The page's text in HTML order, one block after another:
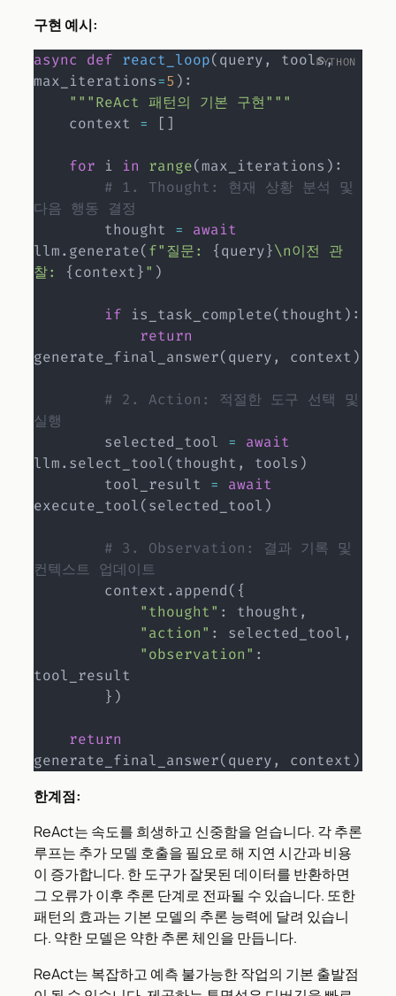
구현 예시:
async def react_loop(query, tools,
max_iterations=5 ) :
"""ReAct 패턴의 기본 구현"""
    context
= [ ]
for i in range(max_iterations ) :
# 1. Thought: 현재 상황 분석 및
다음 행동 결정
        thought
=
await
llm. generate(f"질문: {query}\n이전 관
찰: {context}" )
if is_task_complete(thought ) :
return
generate_final_answer(query, context )
# 2. Action: 적절한 도구 선택 및
실행
        selected_tool
=
await
llm. select_tool(thought , tools )
        tool_result
=
await
execute_tool(selected_tool )
# 3. Observation: 결과 기록 및
컨텍스트 업데이트
        context
. append( {
"thought" : thought ,
"action" : selected_tool ,
"observation" :
tool_result
} )
return
generate_final_answer(query, context )
한계점:
ReAct는 속도를 희생하고 신중함을 얻습니다. 각 추론
루프는 추가 모델 호출을 필요로 해 지연 시간과 비용
이 증가합니다. 한 도구가 잘못된 데이터를 반환하면
그 오류가 이후 추론 단계로 전파될 수 있습니다. 또한
패턴의 효과는 기본 모델의 추론 능력에 달려 있습니
다. 약한 모델은 약한 추론 체인을 만듭니다.
ReAct는 복잡하고 예측 불가능한 작업의 기본 출발점